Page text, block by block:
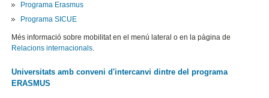
Programa Erasmus
Programa SICUE
Més informació sobre mobilitat en el menú lateral o en la pàgina de
Relacions internacionals.
Universitats amb conveni d'intercanvi dintre del programa
ERASMUS